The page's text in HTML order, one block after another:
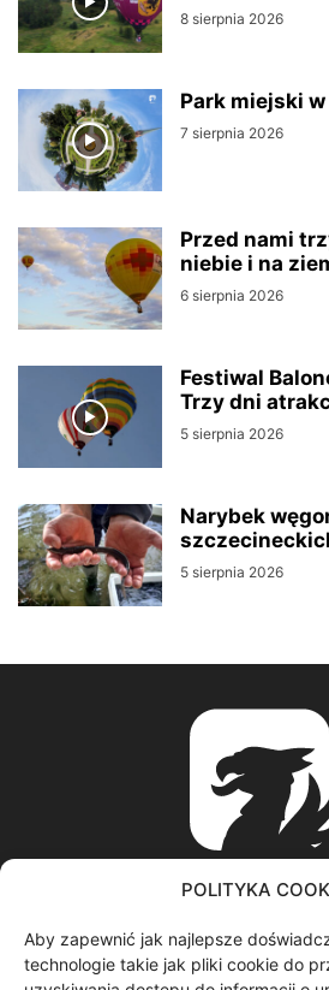
POLITYKA
Aby zapewnić jak najlepsze
technologie takie jak pliki cookie do
8 sierpnia 2026
Park miejski
7 sierpnia 2026
Przed nami
niebie i na
6 sierpnia 2026
Festiwal
Trzy dni
5 sierpnia 2026
Narybek
5 sierpnia 2026
ABOUT